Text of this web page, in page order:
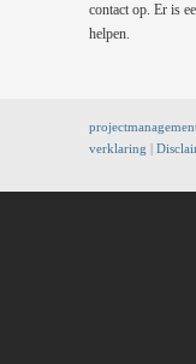
contact op. Er is
helpen.
verklaring |